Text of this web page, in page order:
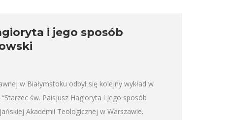
i jego sposób
w Białymstoku odbył się kolejny wykład w
św. Paisjusz Hagioryta i jego sposób
Akademii Teologicznej w Warszawie.